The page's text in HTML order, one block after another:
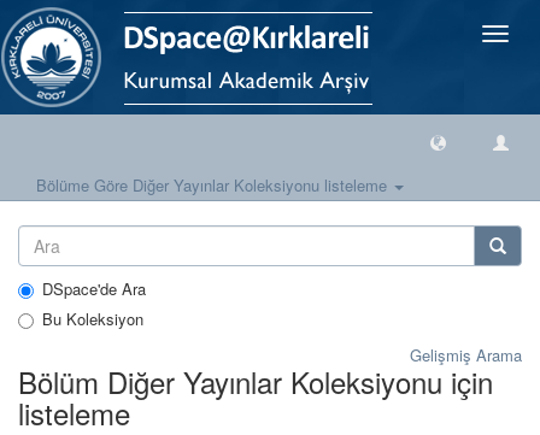
Geçiş
Bölüme Göre Diğer Yayınlar Koleksiyonu listeleme
DSpace'de Ara
Bu Koleksiyon
Gelişmiş Arama
Bölüm Diğer Yayınlar Koleksiyonu için
listeleme